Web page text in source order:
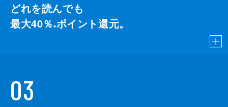
どれを読んでも
最大40％ ※ポイント還元。
03